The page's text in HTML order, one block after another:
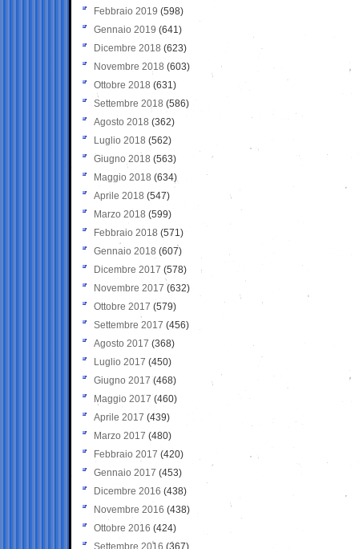
Febbraio 2019 (598)
Gennaio 2019 (641)
Dicembre 2018 (623)
Novembre 2018 (603)
Ottobre 2018 (631)
Settembre 2018 (586)
Agosto 2018 (362)
Luglio 2018 (562)
Giugno 2018 (563)
Maggio 2018 (634)
Aprile 2018 (547)
Marzo 2018 (599)
Febbraio 2018 (571)
Gennaio 2018 (607)
Dicembre 2017 (578)
Novembre 2017 (632)
Ottobre 2017 (579)
Settembre 2017 (456)
Agosto 2017 (368)
Luglio 2017 (450)
Giugno 2017 (468)
Maggio 2017 (460)
Aprile 2017 (439)
Marzo 2017 (480)
Febbraio 2017 (420)
Gennaio 2017 (453)
Dicembre 2016 (438)
Novembre 2016 (438)
Ottobre 2016 (424)
Settembre 2016 (367)